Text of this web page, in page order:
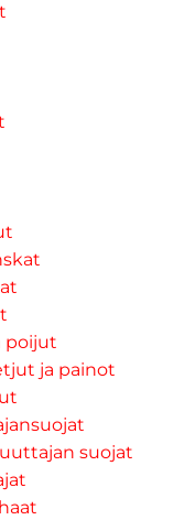
poijut
ja painot
suojat